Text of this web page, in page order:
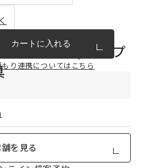
カートに入れる
もり連携についてはこちら
お知らせ
チンボード/カップ
を見る